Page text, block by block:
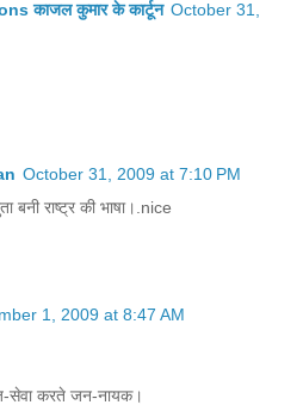
काजल कुमार के कार्टून October 31,
October 31, 2009 at 7:10 PM
बनी राष्ट्र की भाषा।.nice
1, 2009 at 8:47 AM
सेवा करते जन-नायक।